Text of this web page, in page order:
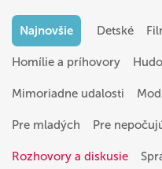
Najnovšie Detské
Homílie a príhovory
Mimoriadne udalosti
Pre mladých Pre
Rozhovory a diskusie